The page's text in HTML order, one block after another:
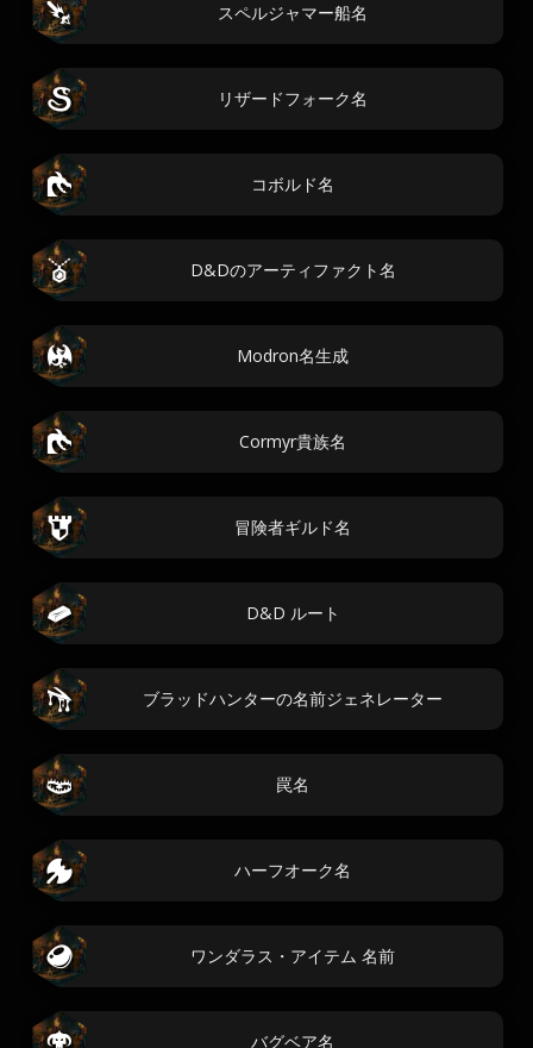
スペルジャマー船名
リザードフォーク名
コボルド名
D&Dのアーティファクト名
Modron名生成
Cormyr貴族名
冒険者ギルド名
D&D ルート
ブラッドハンターの名前ジェネレーター
罠名
ハーフオーク名
ワンダラス・アイテム 名前
バグベア名